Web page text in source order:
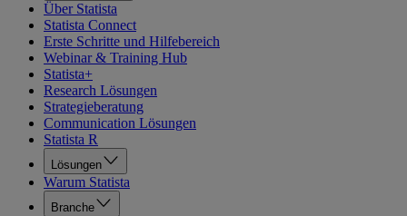
Über Statista
Statista Connect
Erste Schritte und Hilfebereich
Webinar & Training Hub
Statista+
Research Lösungen
Strategieberatung
Communication Lösungen
Statista R
Lösungen
Warum Statista
Branche